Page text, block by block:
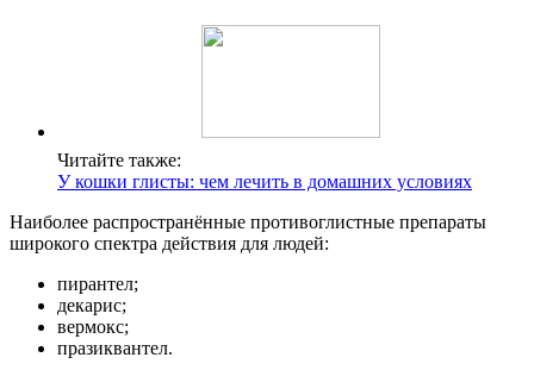
Читайте также:
У кошки глисты: чем лечить в домашних условиях
Наиболее распространённые противоглистные препараты
широкого спектра действия для людей:
пирантел;
декарис;
вермокс;
празиквантел.